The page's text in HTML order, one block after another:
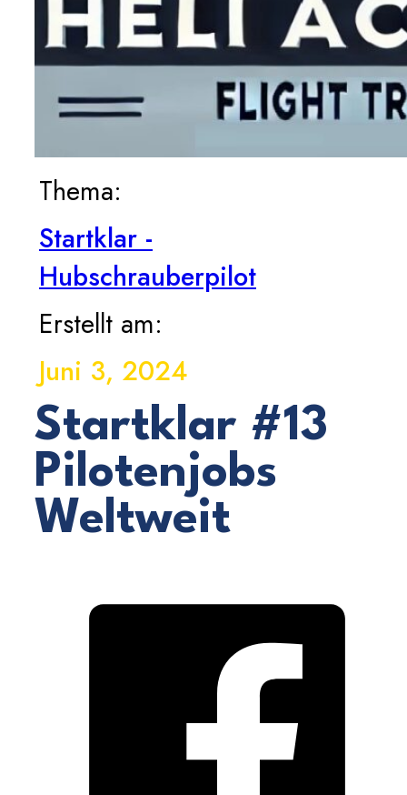
Thema:
Startklar -
Hubschrauberpilot
Erstellt am:
Juni 3, 2024
Startklar #13
Pilotenjobs
Weltweit